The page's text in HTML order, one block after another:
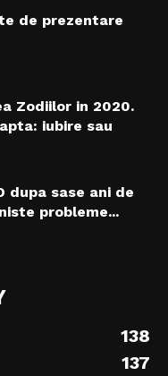
de prezentare
Zodiilor in 2020.
iubire sau
dupa sase ani de
probleme...
138
137